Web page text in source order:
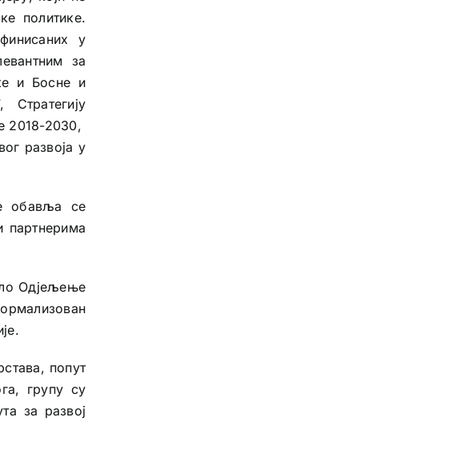
политике.
у
за
и Босне и
2018-2030,
развоја у
обавља се
партнерима
Одјељење
попут
групу су
за развој